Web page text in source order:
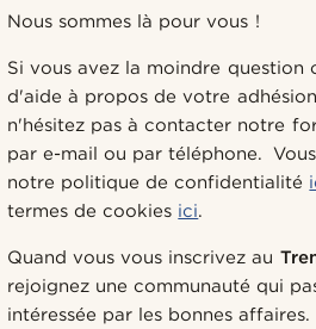
Nous sommes là pour vous !
Si vous avez la moindre question
d'aide à propos de votre
n'hésitez pas à contacter notre
par e-mail ou par téléphone.
notre politique de confidentialité
termes de cookies ici.
Quand vous vous inscrivez au
rejoignez une communauté qui
intéressée par les bonnes